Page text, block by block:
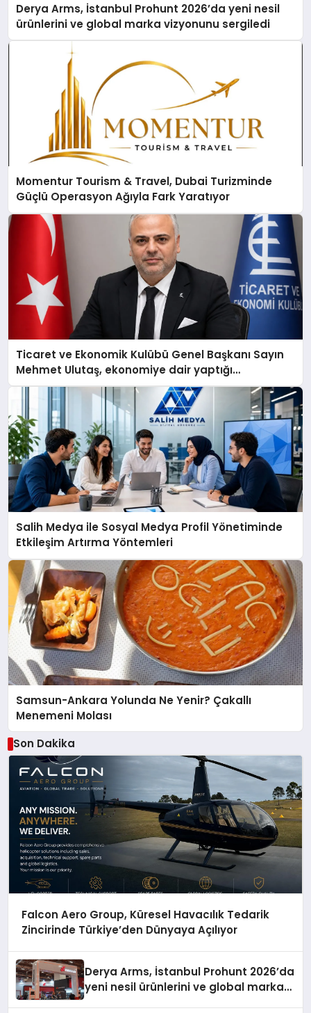
Derya Arms, İstanbul Prohunt 2026’da yeni nesil
ürünlerini ve global marka vizyonunu sergiledi
Momentur Tourism & Travel, Dubai Turizminde
Güçlü Operasyon Ağıyla Fark Yaratıyor
Ticaret ve Ekonomik Kulübü Genel Başkanı Sayın
Mehmet Ulutaş, ekonomiye dair yaptığı
açıklamada şunları kaydetti:
Salih Medya ile Sosyal Medya Profil Yönetiminde
Etkileşim Artırma Yöntemleri
Samsun-Ankara Yolunda Ne Yenir? Çakallı
Menemeni Molası
Son Dakika
Falcon Aero Group, Küresel Havacılık Tedarik
Zincirinde Türkiye’den Dünyaya Açılıyor
Derya Arms, İstanbul Prohunt 2026’da
yeni nesil ürünlerini ve global marka